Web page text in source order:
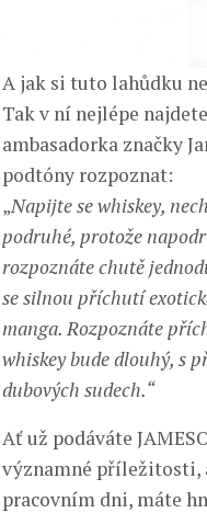
A jak si tuto lahůdku
Tak v ní nejlépe
ambasadorka značky
podtóny rozpoznat:
„Napijte se whiskey,
podruhé, protože
rozpoznáte chutě
se silnou příchutí
manga. Rozpoznáte
whiskey bude dlouhý, s
dubových sudech.“
Ať už podáváte
významné příležitosti,
pracovním dni, máte